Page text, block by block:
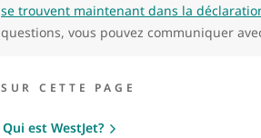
se trouvent maintenant dans la
questions, vous pouvez communiquer
SUR CETTE PAGE
Qui est WestJet?